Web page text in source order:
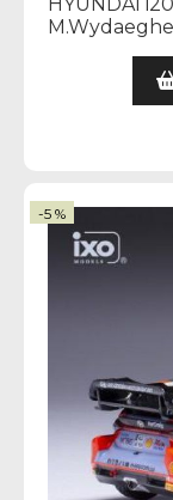
-5 %